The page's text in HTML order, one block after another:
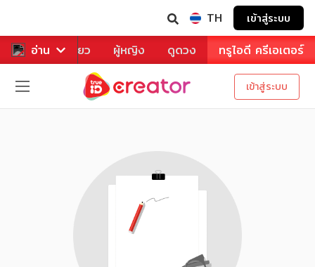
TH เข้าสู่ระบบ
อ่าน
หาร ท่องเที่ยว ผู้หญิง ดูดวง ทรูไอดี ครีเอเตอร์
เข้าสู่ระบบ